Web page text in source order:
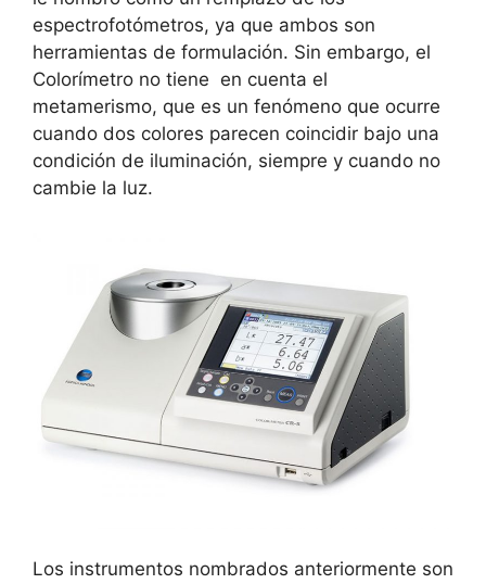
espectrofotómetros, ya que ambos son
herramientas de formulación. Sin embargo, el
Colorímetro no tiene en cuenta el
metamerismo, que es un fenómeno que ocurre
cuando dos colores parecen coincidir bajo una
condición de iluminación, siempre y cuando no
cambie la luz.
Los instrumentos nombrados anteriormente son